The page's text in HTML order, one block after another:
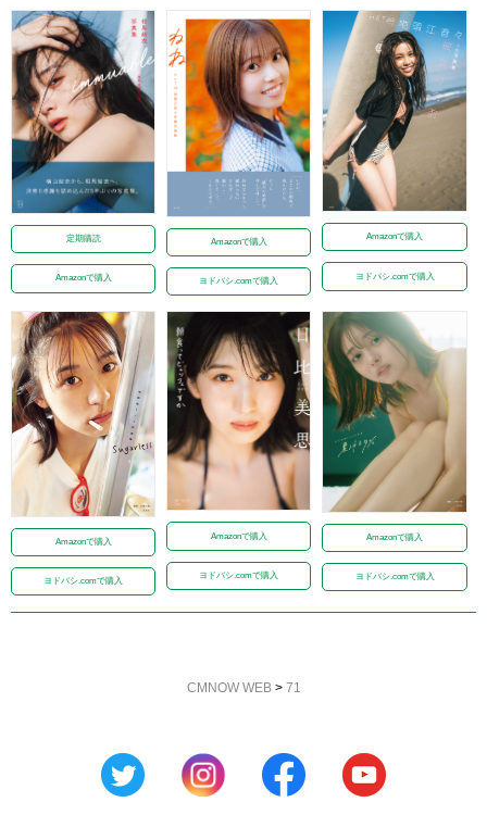
定期購読
Amazonで購入
Amazonで購入
ヨドバシ.comで購入
Amazonで購入
ヨドバシ.comで購入
Amazonで購入
ヨドバシ.comで購入
Amazonで購入
ヨドバシ.comで購入
Amazonで購入
ヨドバシ.comで購入
CMNOW WEB> 71